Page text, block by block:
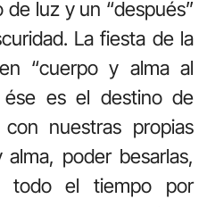
luz y un “después”
La fiesta de la
“cuerpo y alma al
es el destino de
nuestras propias
poder besarlas,
todo el tiempo por